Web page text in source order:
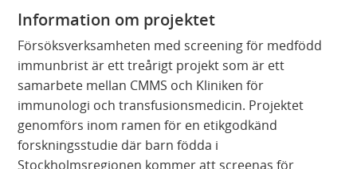
Information om projektet
Försöksverksamheten med screening för medfödd
immunbrist är ett treårigt projekt som är ett
samarbete mellan CMMS och Kliniken för
immunologi och transfusionsmedicin. Projektet
genomförs inom ramen för en etikgodkänd
forskningsstudie där barn födda i
Stockholmsregionen kommer att screenas för